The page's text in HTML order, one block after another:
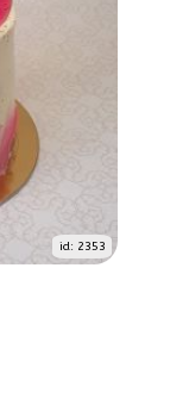
id: 2353